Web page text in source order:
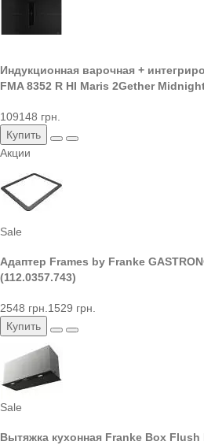
Индукционная варочная +
FMA 8352 R HI Maris 2Gether
109148 грн.
Купить
Акции
Sale
Адаптер Frames by Franke
(112.0357.743)
2548 грн. 1529 грн.
Купить
Sale
Вытяжка кухонная Franke Box Flush